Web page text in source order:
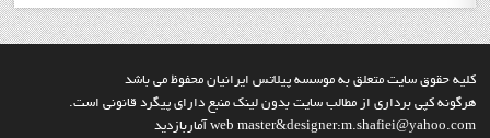
کليه حقوق سايت متعلق به موسسه پيلاتس ايرانيان محفوظ مي باشد
هرگونه کپي برداري از مطالب سايت بدون لينک منبع داراي پيگرد قانوني است.
web master&designer:m.shafiei@yahoo.com آماربازديد